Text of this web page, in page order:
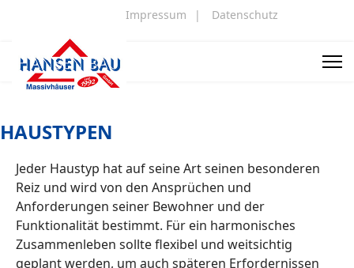
Impressum | Datenschutz
HAUSTYPEN
Jeder Haustyp hat auf seine Art seinen besonderen
Reiz und wird von den Ansprüchen und
Anforderungen seiner Bewohner und der
Funktionalität bestimmt. Für ein harmonisches
Zusammenleben sollte flexibel und weitsichtig
geplant werden, um auch späteren Erfordernissen